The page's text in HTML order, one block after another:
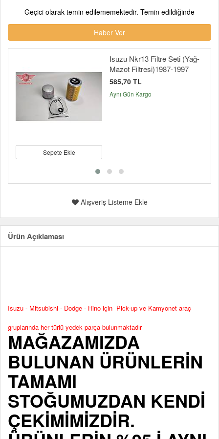
Geçici olarak temin edilememektedir. Temin edildiğinde
Haber Ver
Sepete Ekle
Isuzu Nkr13 Filtre Seti (Yağ-
Mazot Filtresi)1987-1997
585,70 TL
Aynı Gün Kargo
Alışveriş Listeme Ekle
Ürün Açıklaması
Isuzu - Mitsubishi - Dodge - Hino için Pick-up ve Kamyonet araç
gruplarında her türlü yedek parça bulunmaktadır
MAĞAZAMIZDA
BULUNAN ÜRÜNLERİN
TAMAMI
STOĞUMUZDAN KENDİ
ÇEKİMİMİZDİR.